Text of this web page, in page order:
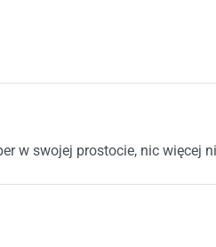
w swojej prostocie, nic więcej